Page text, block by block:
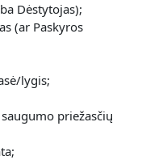
Dėstytojas);
(ar Paskyros
lygis;
priežasčių